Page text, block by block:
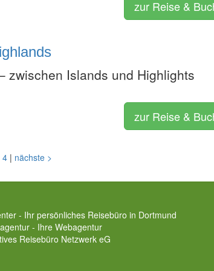
zur Reise &
zwischen Islands und Highlights
zur Reise &
4 | nächste >
- Ihr persönliches Reisebüro in Dortmund
- Ihre Webagentur
Reisebüro Netzwerk eG